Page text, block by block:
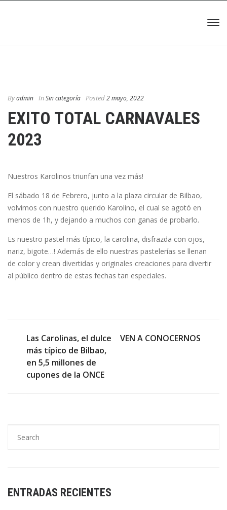
Byadmin InSin categoría Posted2 mayo, 2022
EXITO TOTAL CARNAVALES
2023
Nuestros Karolinos triunfan una vez más!
El sábado 18 de Febrero, junto a la plaza circular de Bilbao,
volvimos con nuestro querido Karolino, el cual se agotó en
menos de 1h, y dejando a muchos con ganas de probarlo.
Es nuestro pastel más típico, la carolina, disfrazda con ojos,
nariz, bigote…! Además de ello nuestras pastelerías se llenan
de color y crean divertidas y originales creaciones para divertir
al público dentro de estas fechas tan especiales.
PREVIOUS POST
Las Carolinas, el dulce
más típico de Bilbao,
en 5,5 millones de
cupones de la ONCE
NEXT POST
VEN A CONOCERNOS
ENTRADAS RECIENTES